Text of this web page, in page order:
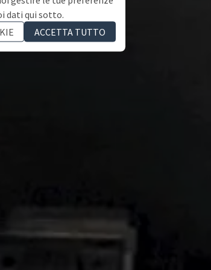
dati qui sotto.
ACCETTA TUTTO